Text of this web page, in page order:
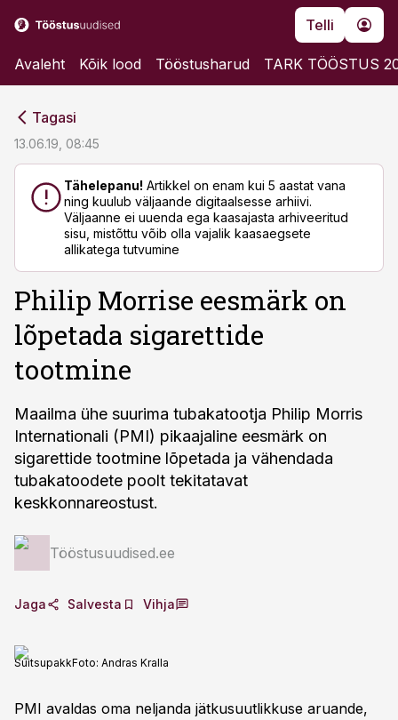
Telli
Avaleht Kõik lood Tööstusharud TARK TÖÖSTUS
Tagasi
13.06.19, 08:45
Tähelepanu! Artikkel on enam kui 5 aastat vana
ning kuulub väljaande digitaalsesse arhiivi.
Väljaanne ei uuenda ega kaasajasta arhiveeritud
sisu, mistõttu võib olla vajalik kaasaegsete
allikatega tutvumine
Philip Morrise eesmärk on
lõpetada sigarettide
tootmine
Maailma ühe suurima tubakatootja Philip Morris
Internationali (PMI) pikaajaline eesmärk on
sigarettide tootmine lõpetada ja vähendada
tubakatoodete poolt tekitatavat
keskkonnareostust.
Tööstusuudised.ee
Jaga Salvesta Vihja
SuitsupakkFoto: Andras Kralla
PMI avaldas oma neljanda jätkusuutlikkuse aruande,